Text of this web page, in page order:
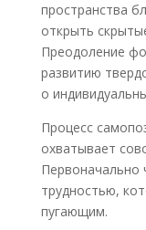
пространства
открыть
Преодоление
развитию
о
Процесс
охватывает
Первоначально
трудностью,
пугающим.